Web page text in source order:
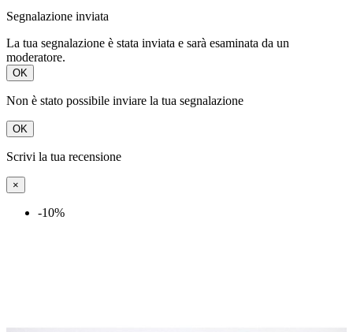
Segnalazione inviata
La tua segnalazione è stata inviata e sarà esaminata da un
moderatore.
OK
Non è stato possibile inviare la tua segnalazione
OK
Scrivi la tua recensione
×
-10%